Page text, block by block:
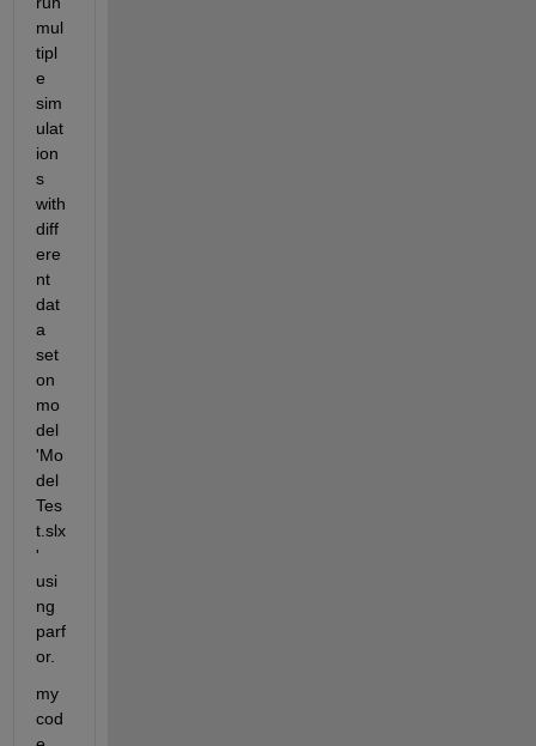
mul
tipl
e
sim
ulat
ion
s
with
diff
ere
nt
dat
a
set
on
mo
del
'Mo
del
Tes
t.slx
'
usi
ng
parf
or.
my
cod